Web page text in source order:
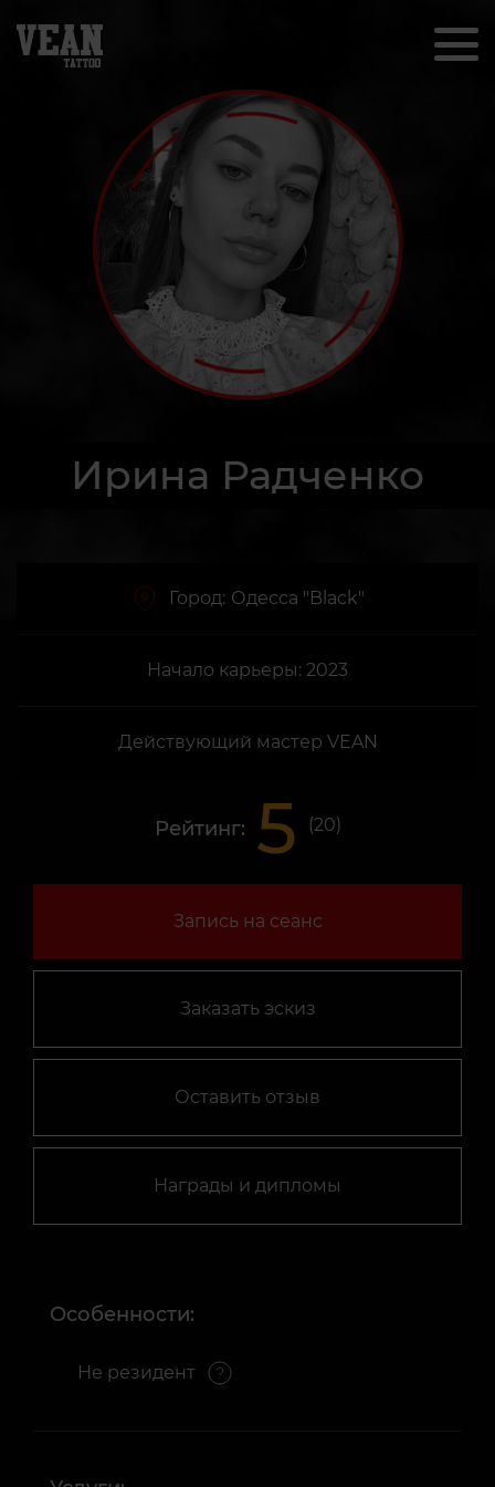
Ирина Радченко
Город: Одесса "Black"
Начало карьеры: 2023
Действующий мастер VEAN
Рейтинг: 5 (20)
Запись на сеанс
Заказать эскиз
Оставить отзыв
Награды и дипломы
Особенности:
Не резидент